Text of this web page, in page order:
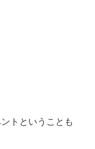
トということも